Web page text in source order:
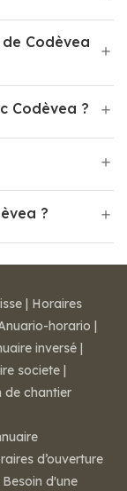
Codèvea
Codèvea ?
?
| Horaires
horario |
inversé |
societe |
de chantier
d’ouverture
d'une